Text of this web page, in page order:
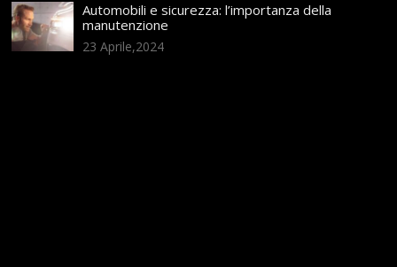
Automobili e sicurezza: l’importanza della
manutenzione
23 Aprile,2024